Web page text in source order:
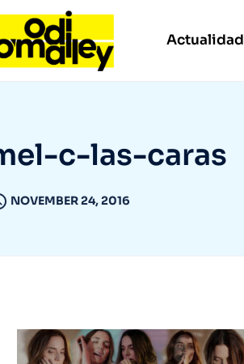
Actualidad
c-las-caras
NOVEMBER 24, 2016